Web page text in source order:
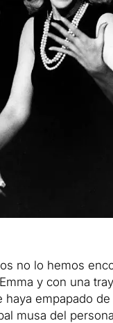
no lo hemos
y con una
haya empapado
musa del